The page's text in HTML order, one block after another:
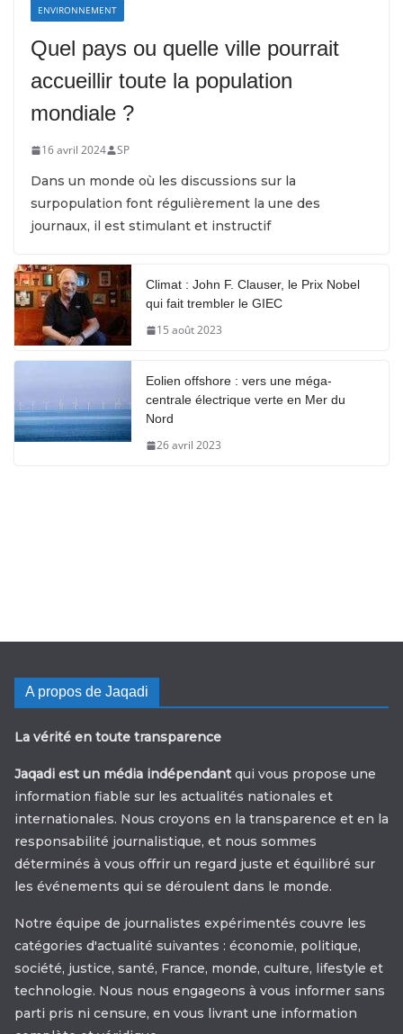
ENVIRONNEMENT
Quel pays ou quelle ville pourrait
accueillir toute la population
mondiale ?
16 avril 2024 SP
Dans un monde où les discussions sur la
surpopulation font régulièrement la une des
journaux, il est stimulant et instructif
Climat : John F. Clauser, le Prix Nobel
qui fait trembler le GIEC
15 août 2023
Eolien offshore : vers une méga-
centrale électrique verte en Mer du
Nord
26 avril 2023
A propos de Jaqadi
La vérité en toute transparence
Jaqadi est un média indépendant qui vous propose une
information fiable sur les actualités nationales et
internationales. Nous croyons en la transparence et en la
responsabilité journalistique, et nous sommes
déterminés à vous offrir un regard juste et équilibré sur
les événements qui se déroulent dans le monde.
Notre équipe de journalistes expérimentés couvre les
catégories d'actualité suivantes : économie, politique,
société, justice, santé, France, monde, culture, lifestyle et
technologie. Nous nous engageons à vous informer sans
parti pris ni censure, en vous livrant une information